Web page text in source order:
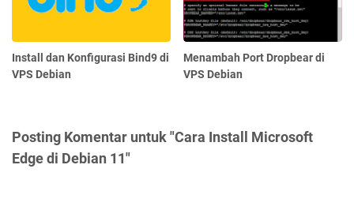
Install dan Konfigurasi Bind9 di
VPS Debian
Menambah Port Dropbear di
VPS Debian
Posting Komentar untuk "Cara Install Microsoft
Edge di Debian 11"